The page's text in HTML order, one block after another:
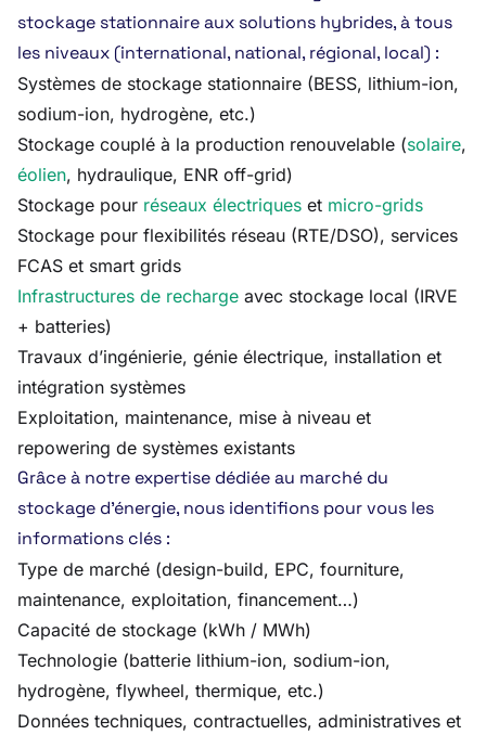
stockage stationnaire aux solutions hybrides, à tous
les niveaux (international, national, régional, local) :
Systèmes de stockage stationnaire (BESS, lithium-ion,
sodium-ion, hydrogène, etc.)
Stockage couplé à la production renouvelable (solaire,
éolien, hydraulique, ENR off-grid)
Stockage pour réseaux électriques et micro-grids
Stockage pour flexibilités réseau (RTE/DSO), services
FCAS et smart grids
Infrastructures de recharge avec stockage local (IRVE
+ batteries)
Travaux d’ingénierie, génie électrique, installation et
intégration systèmes
Exploitation, maintenance, mise à niveau et
repowering de systèmes existants
Grâce à notre expertise dédiée au marché du
stockage d’énergie, nous identifions pour vous les
informations clés :
Type de marché (design-build, EPC, fourniture,
maintenance, exploitation, financement…)
Capacité de stockage (kWh / MWh)
Technologie (batterie lithium-ion, sodium-ion,
hydrogène, flywheel, thermique, etc.)
Données techniques, contractuelles, administratives et